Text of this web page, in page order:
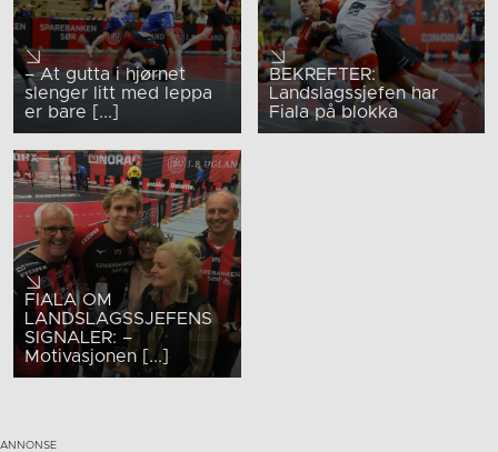
– At gutta i hjørnet
slenger litt med leppa
er bare [...]
BEKREFTER:
Landslagssjefen har
Fiala på blokka
FIALA OM
LANDSLAGSSJEFENS
SIGNALER: –
Motivasjonen [...]